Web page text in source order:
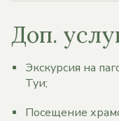
Доп.
Экскурсия на
Туи;
Посещение